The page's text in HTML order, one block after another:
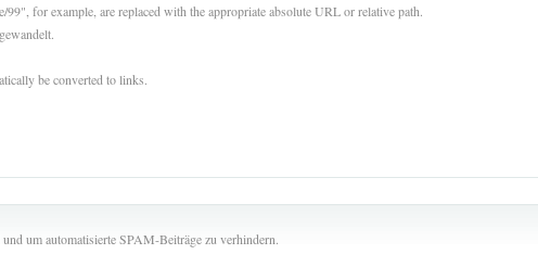
for example, are replaced with the appropriate absolute URL or relative path.
be converted to links.
um automatisierte SPAM-Beiträge zu verhindern.